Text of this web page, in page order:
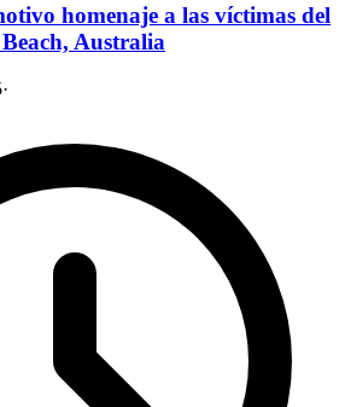
homenaje a las víctimas del
Australia
·